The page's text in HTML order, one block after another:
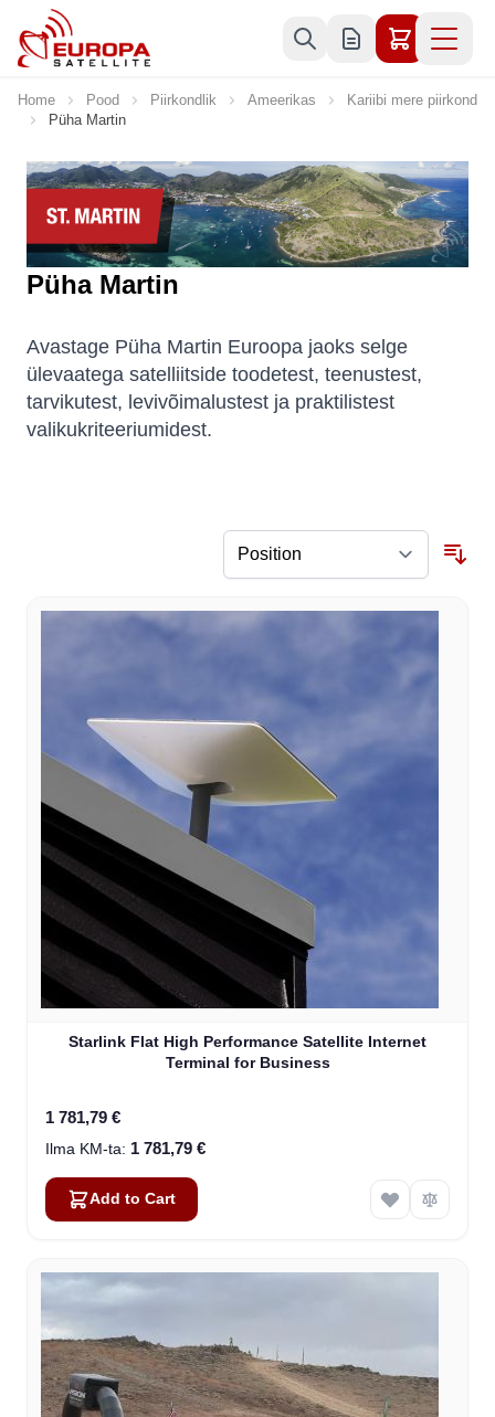
Skip to Content
Home Pood Piirkondlik Ameerikas
Kariibi mere piirkond
Püha Martin
Püha Martin
Avastage Püha Martin Euroopa jaoks selge
ülevaatega satelliitside toodetest, teenustest,
tarvikutest, levivõimalustest ja praktilistest
valikukriteeriumidest.
Starlink Flat High Performance Satellite Internet
Terminal for Business
1 781,79 €
1 781,79 €
Add to Cart